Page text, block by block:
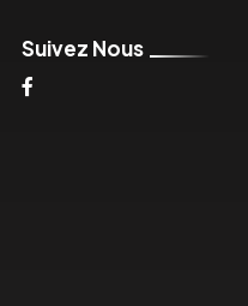
Suivez Nous